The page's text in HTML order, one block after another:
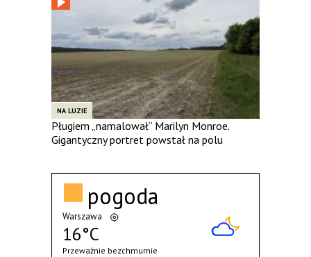
NA LUZIE
Pługiem „namalował” Marilyn Monroe.
Gigantyczny portret powstał na polu
pogoda
Warszawa
16°C
Przeważnie bezchmurnie